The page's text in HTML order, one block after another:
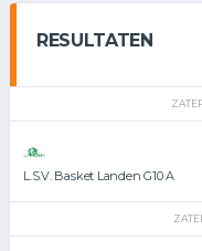
RESULTATEN
L.S.V. Basket Landen G10 A